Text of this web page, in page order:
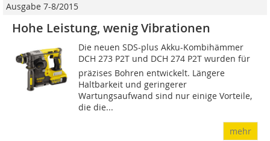
Ausgabe 7-8/2015
Hohe Leistung, wenig Vibrationen
Die neuen SDS-plus Akku-Kombihämmer
DCH 273 P2T und DCH 274 P2T wurden für
präzises Bohren entwickelt. Längere
Haltbarkeit und geringerer
Wartungsaufwand sind nur einige Vorteile,
die die...
mehr